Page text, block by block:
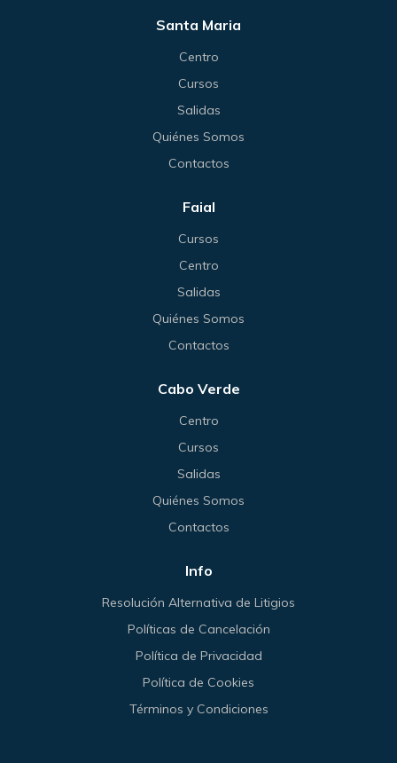
Santa Maria
Centro
Cursos
Salidas
Quiénes Somos
Contactos
Faial
Cursos
Centro
Salidas
Quiénes Somos
Contactos
Cabo Verde
Centro
Cursos
Salidas
Quiénes Somos
Contactos
Info
Resolución Alternativa de Litigios
Políticas de Cancelación
Política de Privacidad
Política de Cookies
Términos y Condiciones